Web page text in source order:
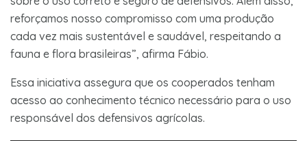
reforçamos nosso compromisso com uma produção
cada vez mais sustentável e saudável, respeitando a
fauna e flora brasileiras”, afirma Fábio.
Essa iniciativa assegura que os cooperados tenham
acesso ao conhecimento técnico necessário para o uso
responsável dos defensivos agrícolas.